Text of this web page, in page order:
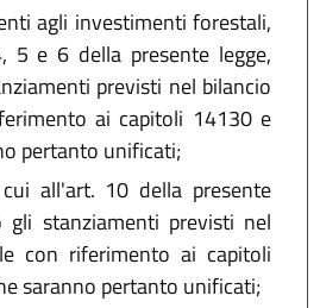
agli investimenti forestali,
5 e 6 della presente legge,
previsti nel bilancio
ai capitoli 14130 e
pertanto unificati;
all'art. 10 della presente
gli stanziamenti previsti nel
con riferimento ai capitoli
saranno pertanto unificati;